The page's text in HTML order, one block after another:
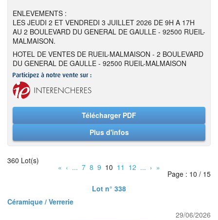
ENLEVEMENTS :
LES JEUDI 2 ET VENDREDI 3 JUILLET 2026 DE 9H A 17H
AU 2 BOULEVARD DU GENERAL DE GAULLE - 92500 RUEIL-
MALMAISON.
HOTEL DE VENTES DE RUEIL-MALMAISON - 2 BOULEVARD
DU GENERAL DE GAULLE - 92500 RUEIL-MALMAISON
Télécharger PDF
Plus d'infos
360 Lot(s)
« ‹ ... 7 8 9 10 11 12 ... › »
Page : 10 / 15
Lot n° 338
Céramique / Verrerie
29/06/2026